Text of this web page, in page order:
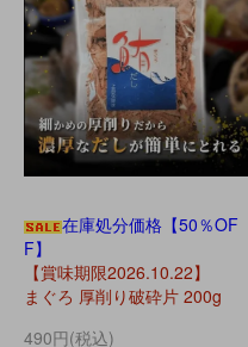
在庫処分価格【50％OF
F】
【賞味期限2026.10.22】
まぐろ 厚削り破砕片 200g
490円(税込)